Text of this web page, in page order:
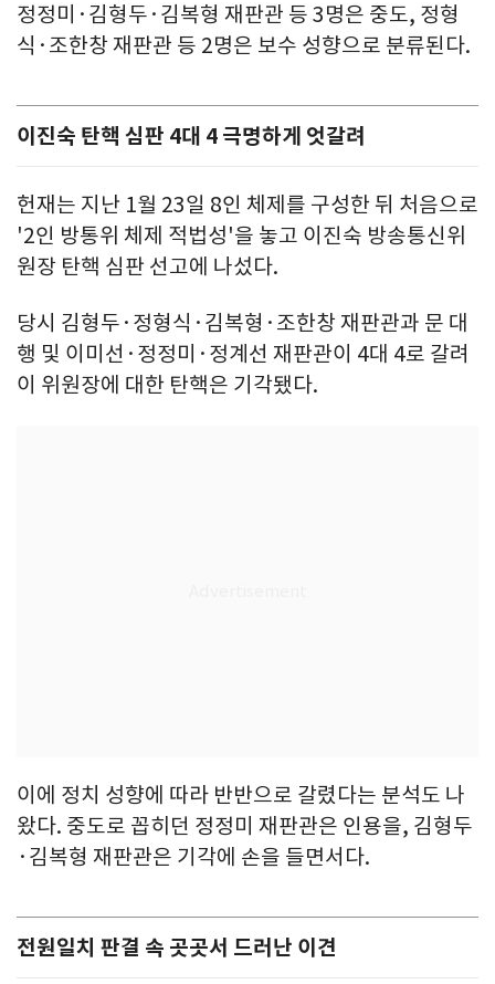
정정미·김형두·김복형 재판관 등 3명은 중도, 정형
식·조한창 재판관 등 2명은 보수 성향으로 분류된다.
이진숙 탄핵 심판 4대 4 극명하게 엇갈려
헌재는 지난 1월 23일 8인 체제를 구성한 뒤 처음으로
'2인 방통위 체제 적법성'을 놓고 이진숙 방송통신위
원장 탄핵 심판 선고에 나섰다.
당시 김형두·정형식·김복형·조한창 재판관과 문 대
행 및 이미선·정정미·정계선 재판관이 4대 4로 갈려
이 위원장에 대한 탄핵은 기각됐다.
이에 정치 성향에 따라 반반으로 갈렸다는 분석도 나
왔다. 중도로 꼽히던 정정미 재판관은 인용을, 김형두
·김복형 재판관은 기각에 손을 들면서다.
전원일치 판결 속 곳곳서 드러난 이견